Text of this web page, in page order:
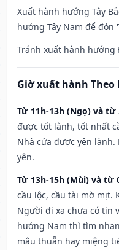
Xuất hành hướng Tây
hướng Tây Nam để đón
Tránh xuất hành hướng
Giờ xuất hành Theo
Từ 11h-13h (Ngọ) và từ
được tốt lành, tốt nhất
Nhà cửa được yên
yên.
Từ 13h-15h (Mùi) và từ
cầu lộc, cầu tài mờ mịt.
Người đi xa chưa có tin
hướng Nam thì tìm
mâu thuẫn hay miệng